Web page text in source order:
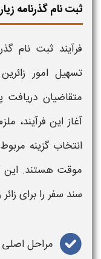
ثبت نام گذرنامه
فرآیند ثبت نام
تسهیل امور
متقاضیان دریافت
آغاز این فرآیند،
انتخاب گزینه
موقت هستند. این
سند سفر را برای
مراحل